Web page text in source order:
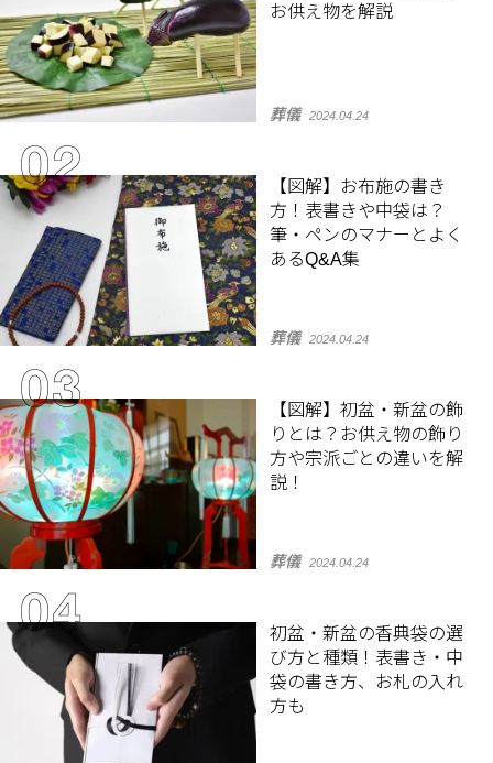
お供え物を解説
葬儀 2024.04.24
【図解】お布施の書き
方！表書きや中袋は？
筆・ペンのマナーとよく
あるQ&A集
葬儀 2024.04.24
【図解】初盆・新盆の飾
りとは？お供え物の飾り
方や宗派ごとの違いを解
説！
葬儀 2024.04.24
初盆・新盆の香典袋の選
び方と種類！表書き・中
袋の書き方、お札の入れ
方も